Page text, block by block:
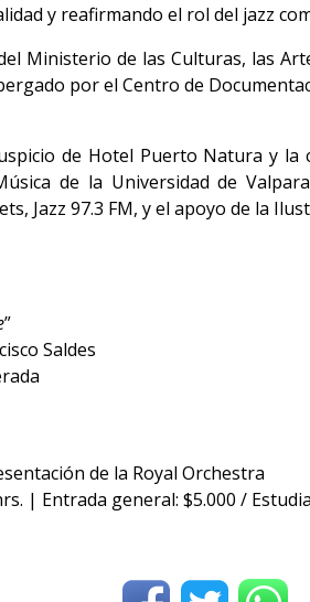
y reafirmando el rol del jazz
Ministerio de las Culturas, las
por el Centro de
de Hotel Puerto Natura y
de la Universidad de
Jazz 97.3 FM, y el apoyo de la
”
Saldes
de la Royal Orchestra
| Entrada general: $5.000 /